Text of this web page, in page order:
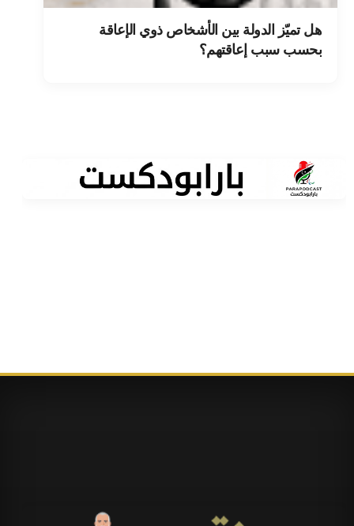
هل تميّز الدولة بين الأشخاص ذوي الإعاقة
بحسب سبب إعاقتهم؟